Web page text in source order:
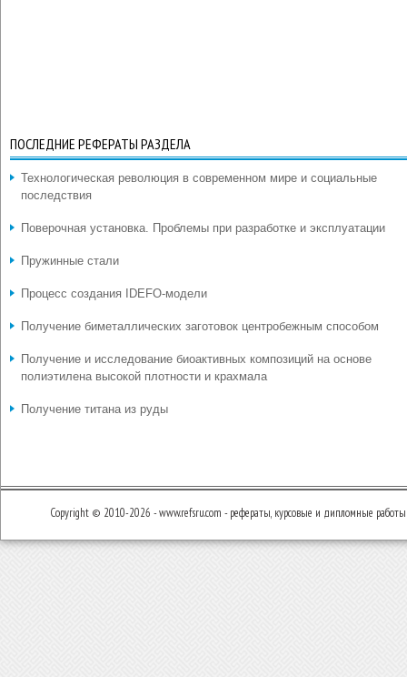
ПОСЛЕДНИЕ РЕФЕРАТЫ РАЗДЕЛА
Технологическая революция в современном мире и социальные
последствия
Поверочная установка. Проблемы при разработке и эксплуатации
Пружинные стали
Процесс создания IDEFO-модели
Получение биметаллических заготовок центробежным способом
Получение и исследование биоактивных композиций на основе
полиэтилена высокой плотности и крахмала
Получение титана из руды
Copyright © 2010-2026 - www.refsru.com - рефераты, курсовые и дипломные работы